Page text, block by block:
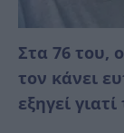
Στα 76 του,
τον κάνει
εξηγεί